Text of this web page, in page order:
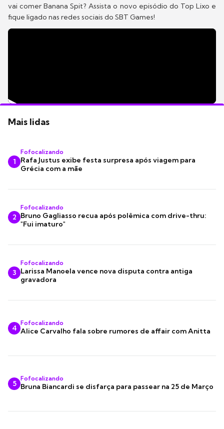
vai comer Banana Spit? Assista o novo episódio do Top Lixo e
fique ligado nas redes sociais do SBT Games!
Mais lidas
1
Fofocalizando
Rafa Justus exibe festa surpresa após viagem para
Grécia com a mãe
2
Fofocalizando
Bruno Gagliasso recua após polêmica com drive-thru:
"Fui imaturo"
3
Fofocalizando
Larissa Manoela vence nova disputa contra antiga
gravadora
4
Fofocalizando
Alice Carvalho fala sobre rumores de affair com Anitta
5
Fofocalizando
Bruna Biancardi se disfarça para passear na 25 de Março